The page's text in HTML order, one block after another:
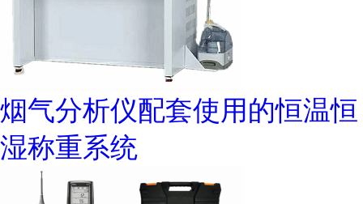
烟气分析仪配套使用的恒温恒
湿称重系统